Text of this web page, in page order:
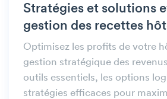
Stratégies et solutions
gestion des recettes
Optimisez les profits de votre
gestion stratégique des
outils essentiels, les options
stratégies efficaces pour